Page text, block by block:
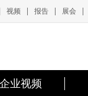
视频 报告 展会
企业视频